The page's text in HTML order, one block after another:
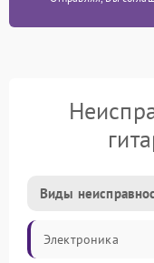
Виды
Электроника